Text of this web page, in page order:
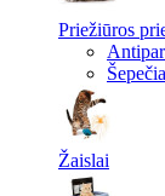
Priežiūros
Žaislai